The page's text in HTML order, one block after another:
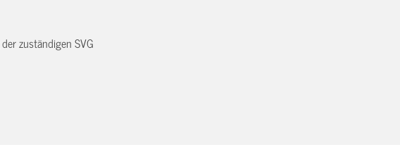
zuständigen SVG